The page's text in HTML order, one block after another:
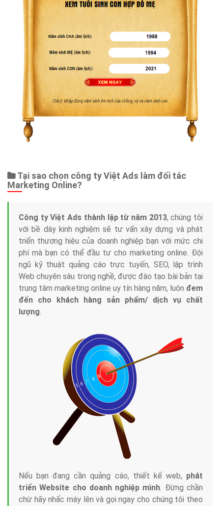
Tại sao chọn công ty Việt Ads làm đối tác
Marketing Online?
Công ty Việt Ads thành lập từ năm 2013, chúng tôi
với bề dày kinh nghiệm sẽ tư vấn xây dựng và phát
triển thương hiệu của doanh nghiệp bạn với mức chi
phí mà bạn có thể đầu tư cho marketing online. Đội
ngũ kỹ thuật quảng cáo trực tuyến, SEO, lập trình
Web chuyên sâu trong nghề, được đào tạo bài bản tại
trung tâm marketing online uy tín hàng năm, luôn đem
đến cho khách hàng sản phẩm/ dịch vụ chất
lượng.
Nếu bạn đang cần quảng cáo, thiết kế web, phát
triển Website cho doanh nghiệp mình. Đừng chần
chừ hãy nhấc máy lên và gọi ngay cho chúng tôi theo